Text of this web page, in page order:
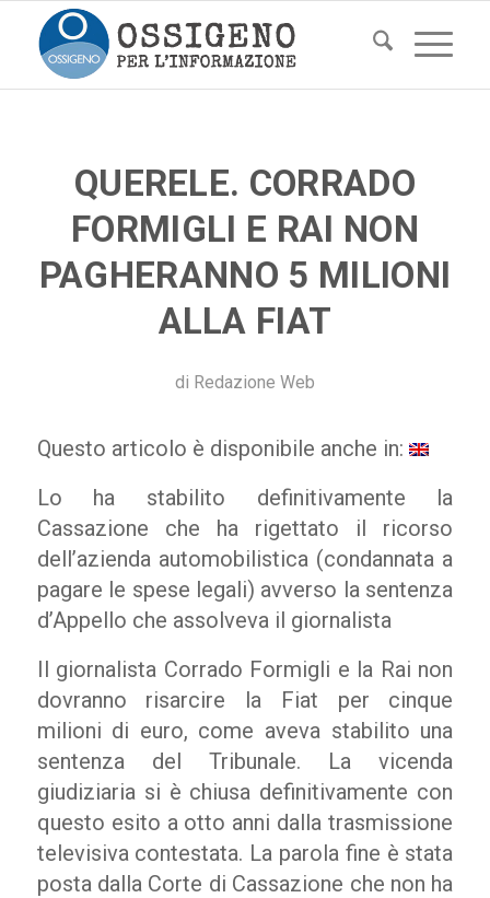
QUERELE. CORRADO
FORMIGLI E RAI NON
PAGHERANNO 5 MILIONI
ALLA FIAT
di Redazione Web
Questo articolo è disponibile anche in:
Lo ha stabilito definitivamente la
Cassazione che ha rigettato il ricorso
dell’azienda automobilistica (condannata a
pagare le spese legali) avverso la sentenza
d’Appello che assolveva il giornalista
Il giornalista Corrado Formigli e la Rai non
dovranno risarcire la Fiat per cinque
milioni di euro, come aveva stabilito una
sentenza del Tribunale. La vicenda
giudiziaria si è chiusa definitivamente con
questo esito a otto anni dalla trasmissione
televisiva contestata. La parola fine è stata
posta dalla Corte di Cassazione che non ha